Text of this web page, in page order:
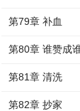
第79章 补血
第80章 谁赞成
第81章 清洗
第82章 抄家